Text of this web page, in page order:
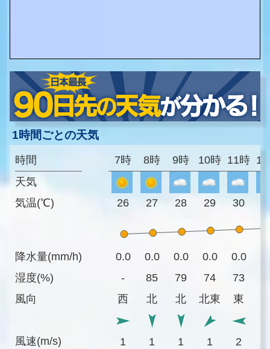
1時間ごとの天気
時間
天気
気温(℃)
降水量(mm/h)
湿度(%)
風向
風速(m/s)
7時 8時 9時 10時 11時
26 27 28 29 30
0.0 0.0 0.0 0.0 0.0
-
85 79 74 73
西
北 北 北東 東
1 1 1 1 2